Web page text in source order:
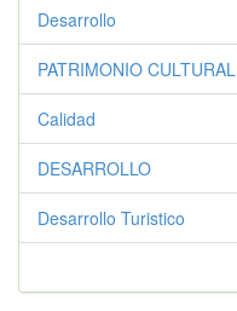
Desarrollo
PATRIMONIO CULTURAL
Calidad
DESARROLLO
Desarrollo Turistico